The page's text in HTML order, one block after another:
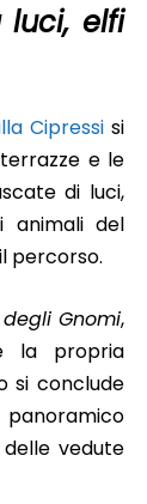
luci, elfi
Cipressisi
e le
di luci,
animali del
percorso.
Gnomi,
la propria
si conclude
vedute